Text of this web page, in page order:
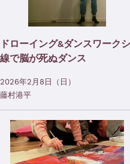
ドローイング&ダンスワーク
線で脳が死ぬダンス
2026年2月8日（日）
藤村港平